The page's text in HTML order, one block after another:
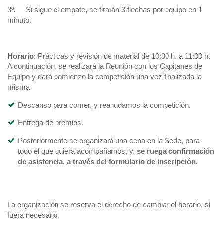
3º. Si sigue el empate, se tirarán 3 flechas por equipo en 1
minuto.
Horario: Prácticas y revisión de material de 10:30 h. a 11:00 h.
A continuación, se realizará la Reunión con los Capitanes de
Equipo y dará comienzo la competición una vez finalizada la
misma.
Descanso para comer, y reanudamos la competición.
Entrega de premios.
Posteriormente se organizará una cena en la Sede, para
todo el que quiera acompañarnos, y, se ruega confirmación
de asistencia, a través del formulario de inscripción.
La organización se reserva el derecho de cambiar el horario, si
fuera necesario.